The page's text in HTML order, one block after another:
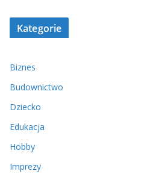
Kategorie
Biznes
Budownictwo
Dziecko
Edukacja
Hobby
Imprezy